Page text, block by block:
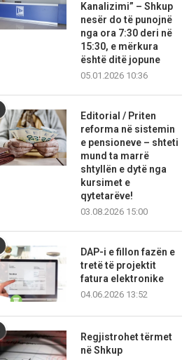
Kanalizimi” – Shkup
nesër do të punojnë
nga ora 7:30 deri në
15:30, e mërkura
është ditë jopune
05.01.2026 10:36
Editorial / Priten
reforma në sistemin
e pensioneve – shteti
mund ta marrë
shtyllën e dytë nga
kursimet e
qytetarëve!
03.08.2026 15:00
DAP-i e fillon fazën e
tretë të projektit
fatura elektronike
04.06.2026 13:52
Regjistrohet tërmet
në Shkup